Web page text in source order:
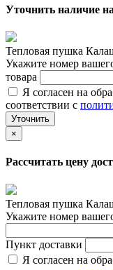
Уточнить наличие
Тепловая пушка
Укажите номер
товара
Я согласен на
соответствии с
Уточнить
×
Рассчитать цену
Тепловая пушка
Укажите номер
Пункт доставки
Я согласен на